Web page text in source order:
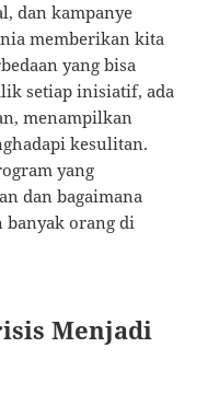
dan kampanye
memberikan kita
yang bisa
setiap inisiatif, ada
menampilkan
kesulitan.
yang
dan bagaimana
banyak orang di
Menjadi